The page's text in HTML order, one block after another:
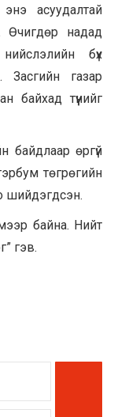
асуудалтай
Өчигдөр надад
бүх
Засгийн газар
байхад түүнийг
байдлаар өргүй
төгрөгийн
шийдэгдсэн.
байна. Нийт
гэв.